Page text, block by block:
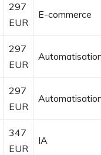
297
EUR
E-commerce
297
EUR
297
EUR
347
EUR
IA